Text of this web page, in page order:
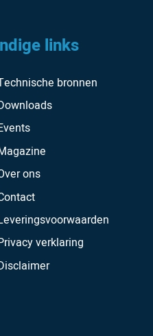
links
bronnen
ons
verklaring